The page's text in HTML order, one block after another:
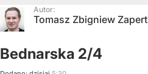
Autor:
Tomasz Zbigniew Zapert
Bednarska 2/4